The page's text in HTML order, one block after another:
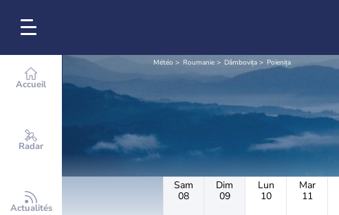
Accueil
Radar
Actualités
Météo Roumanie Dâmbovița Poienița
Sam
08
Dim
09
Lun
10
Mar
11